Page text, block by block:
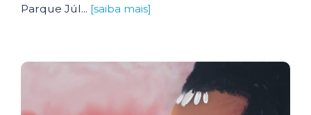
Parque Júl... [saiba mais]